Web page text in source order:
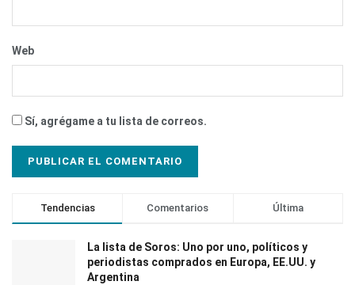
Web
Sí, agrégame a tu lista de correos.
Tendencias Comentarios Última
La lista de Soros: Uno por uno, políticos y
periodistas comprados en Europa, EE.UU. y
Argentina